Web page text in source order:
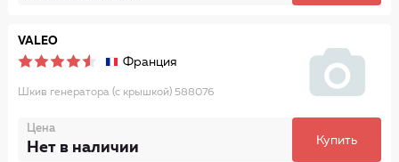
VALEO
Франция
Шкив генератора (с крышкой) 588076
Цена
Нет в наличии Купить